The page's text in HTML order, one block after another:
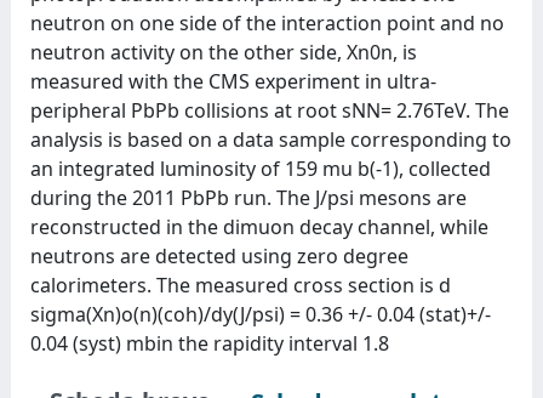
neutron on one side of the interaction point and no
neutron activity on the other side, Xn0n, is
measured with the CMS experiment in ultra-
peripheral PbPb collisions at root sNN= 2.76TeV. The
analysis is based on a data sample corresponding to
an integrated luminosity of 159 mu b(-1), collected
during the 2011 PbPb run. The J/psi mesons are
reconstructed in the dimuon decay channel, while
neutrons are detected using zero degree
calorimeters. The measured cross section is d
sigma(Xn)o(n)(coh)/dy(J/psi) = 0.36 +/- 0.04 (stat)+/-
0.04 (syst) mbin the rapidity interval 1.8